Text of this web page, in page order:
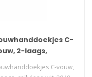
C-
2-laags,
wit, 3040C-vouw,